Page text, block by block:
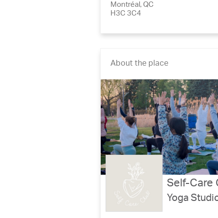
Montréal, QC
H3C 3C4
About the place
Self-Care
Yoga